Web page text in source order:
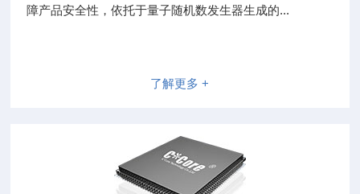
障产品安全性，依托于量子随机数发生器生成的...
了解更多 +